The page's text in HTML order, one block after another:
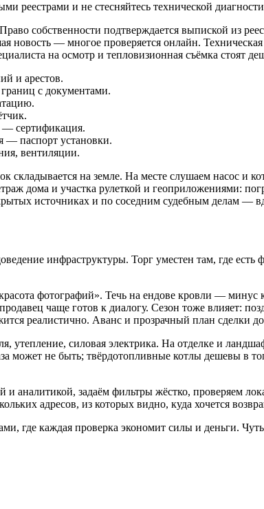
реестрами и не стесняйтесь технической
собственности подтверждается выпиской из
— многое проверяется онлайн.
на осмотр и тепловизионная съёмка стоят
и арестов.
с документами.
— сертификация.
— паспорт установки.
вентиляции.
складывается на земле. На месте слушаем насос и
дома и участка рулеткой и геоприложениями:
источниках и по соседним судебным делам —
инфраструктуры. Торг уместен там, где есть
фотографий». Течь на ендове кровли —
чаще готов к диалогу. Сезон тоже влияет:
реалистично. Аванс и прозрачный план сделки
утепление, силовая электрика. На отделке и
может не быть; твёрдотопливные котлы дешевы
аналитикой, задаём фильтры жёстко, проверяем
адресов, из которых видно, куда хочется
где каждая проверка экономит силы и деньги.